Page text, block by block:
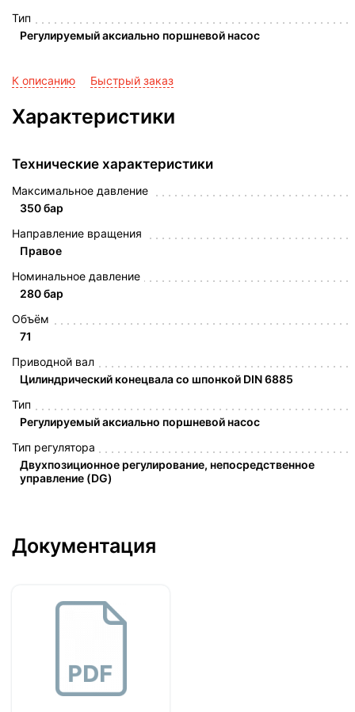
Тип
Регулируемый аксиально поршневой насос
К описанию Быстрый заказ
Характеристики
Технические характеристики
Максимальное давление
350 бар
Направление вращения
Правое
Номинальное давление
280 бар
Объём
71
Приводной вал
Цилиндрический конецвала со шпонкой DIN 6885
Тип
Регулируемый аксиально поршневой насос
Тип регулятора
Двухпозиционное регулирование, непосредственное
управление (DG)
Документация